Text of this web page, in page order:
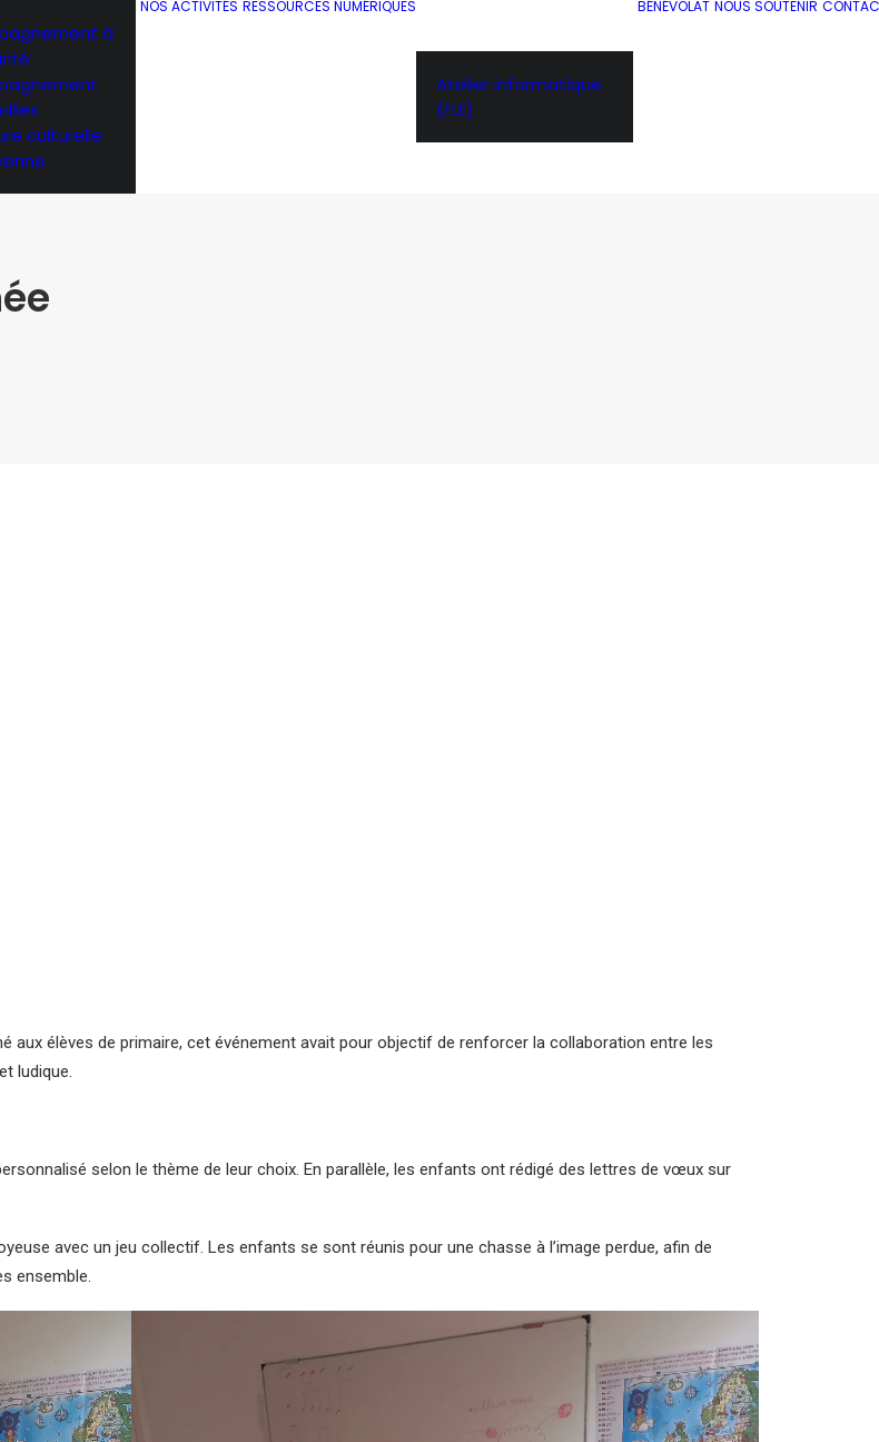
à
culturelle
NOS ACTIVITÉS RESSOURCES NUMÉRIQUES
Atelier informatique
(FLE)
BÉNÉVOLAT NOUS SOUTENIR
aux élèves de primaire, cet événement avait pour objectif de renforcer la collaboration entre les
ludique.
selon le thème de leur choix. En parallèle, les enfants ont rédigé des lettres de vœux sur
avec un jeu collectif. Les enfants se sont réunis pour une chasse à l’image perdue, afin de
ensemble.